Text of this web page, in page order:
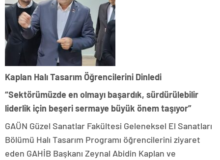
Kaplan Halı Tasarım Öğrencilerini Dinledi
“Sektörümüzde en olmayı başardık, sürdürülebilir
liderlik için beşeri sermaye büyük önem taşıyor”
GAÜN Güzel Sanatlar Fakültesi Geleneksel El Sanatları
Bölümü Halı Tasarım Programı öğrencilerini ziyaret
eden GAHİB Başkanı Zeynal Abidin Kaplan ve